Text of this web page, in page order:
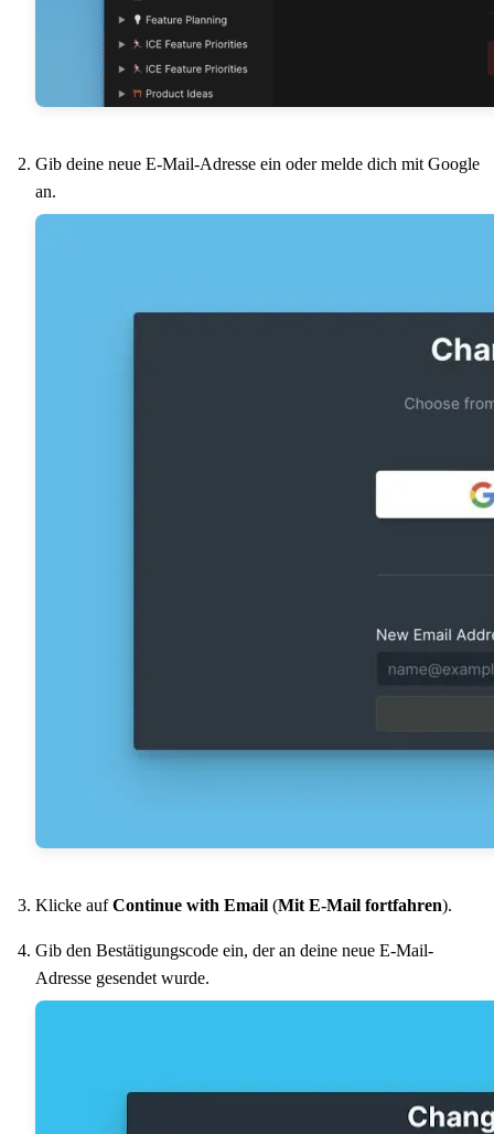
Gib deine neue E-Mail-Adresse ein oder melde dich mit Google
an.
Klicke aufContinue with Email (Mit E-Mail fortfahren).
Gib den Bestätigungscode ein, der an deine neue E-Mail-
Adresse gesendet wurde.